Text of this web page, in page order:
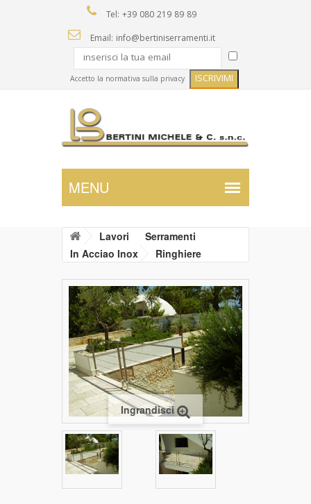
Tel: +39 080 219 89 89
Email: info@bertiniserramenti.it
Accetto la normativa sulla privacy
Lavori
Serramenti
In Acciao Inox
Ringhiere
Ingrandisci